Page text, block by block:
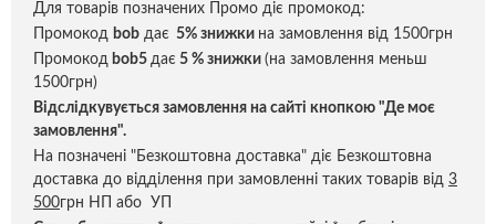
Для товарів позначених Промо діє промокод:
Промокод bob дає 5% знижки на замовлення від 1500грн
Промокод bob5 дає 5 % знижки (на замовлення меньш
1500грн)
Відслідкувується замовлення на сайті кнопкою "Де моє
замовлення".
На позначені "Безкоштовна доставка" діє Безкоштовна
доставка до відділення при замовленні таких товарів від 3
500грн НП або УП